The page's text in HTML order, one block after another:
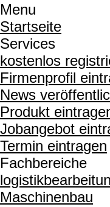
Menu
Startseite
Services
kostenlos
Firmenprofil
News
Produkt
Jobangebot
Termin eintragen
Fachbereiche
Maschinenbau